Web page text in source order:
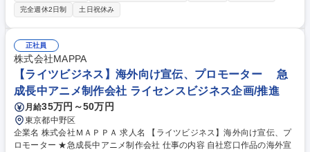
■法的回収業務：訴訟、支払督促、執行手続きに伴う調査、担保処分、交
渉等■お客様の収支状況についてのカウンセリング■弁護士等の代理人が介
入した案件に対して、弁護士事務所との和解交渉 【採用背景】会社は事業
拡大を続け安定成長中。将来の経営幹部候補を募集いたします。 募集職種
【債権管理・回収業務】土日休/残業月15H/MUFGグループ/ワークライフ
バランス◎
完全週休2日制
土日祝休み
正社員
株式会社MAPPA
【ライツビジネス】海外向け宣伝、プロモーター 急
成長中アニメ制作会社 ライセンスビジネス企画/推進
月給35万円～50万円
東京都中野区
企業名 株式会社ＭＡＰＰＡ 求人名 【ライツビジネス】海外向け宣伝、プ
ロモーター ★急成長中アニメ制作会社 仕事の内容 自社窓口作品の海外宣